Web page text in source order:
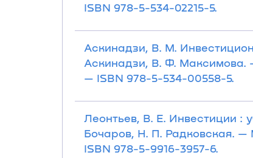
ISBN 978-5-534-02215-5.
Аскинадзи, В. М.
Аскинадзи, В. Ф. Максимова.
— ISBN 978-5-534-00558-5.
Леонтьев, В. Е. Инвестиции :
Бочаров, Н. П. Радковская. —
ISBN 978-5-9916-3957-6.